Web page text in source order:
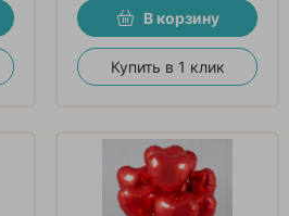
В корзину
Купить в 1 клик